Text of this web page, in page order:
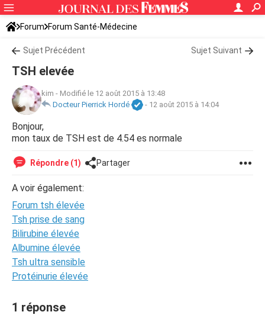
Forum Forum Santé-Médecine
Symptômes et maladies courantes
Sujet Précédent Sujet Suivant
TSH elevée
kim - Modifié le 12 août 2015 à 13:48
Docteur Pierrick Hordé
- 12 août 2015 à 14:04
Bonjour,
mon taux de TSH est de 4.54 es normale
Répondre (1) Partager
A voir également:
Forum tsh élevée
Tsh prise de sang
Bilirubine élevée
Albumine élevée
Tsh ultra sensible
Protéinurie élevée
1 réponse